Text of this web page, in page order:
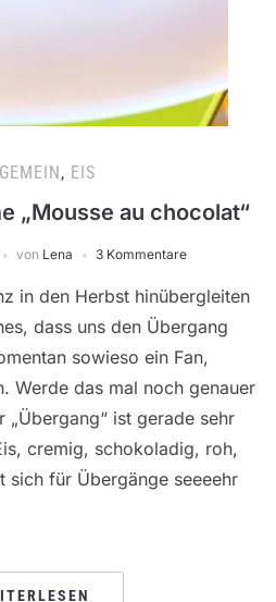
, EIS
„Mousse au chocolat“
von Lena 3 Kommentare
in den Herbst hinübergleiten
dass uns den Übergang
sowieso ein Fan,
Werde das mal noch genauer
ist gerade sehr
cremig, schokoladig, roh,
sich für Übergänge seeeehr